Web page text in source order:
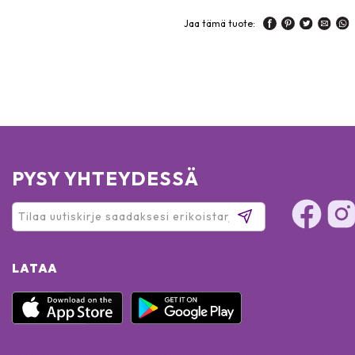
Jaa tämä tuote:
PYSY YHTEYDESSÄ
LATAA